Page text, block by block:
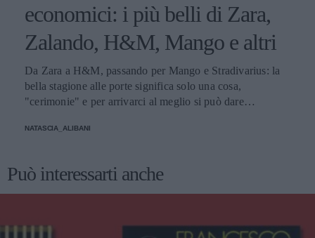
economici: i più belli di Zara,
Zalando, H&M, Mango e altri
Da Zara a H&M, passando per Mango e Stradivarius: la
bella stagione alle porte significa solo una cosa,
"cerimonie" e per arrivarci al meglio si può dare
NATASCIA_ALIBANI
Può interessarti anche